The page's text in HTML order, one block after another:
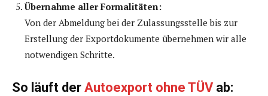
Übernahme aller Formalitäten:
Von der Abmeldung bei der Zulassungsstelle bis zur
Erstellung der Exportdokumente übernehmen wir alle
notwendigen Schritte.
So läuft der Autoexport ohne TÜVab: